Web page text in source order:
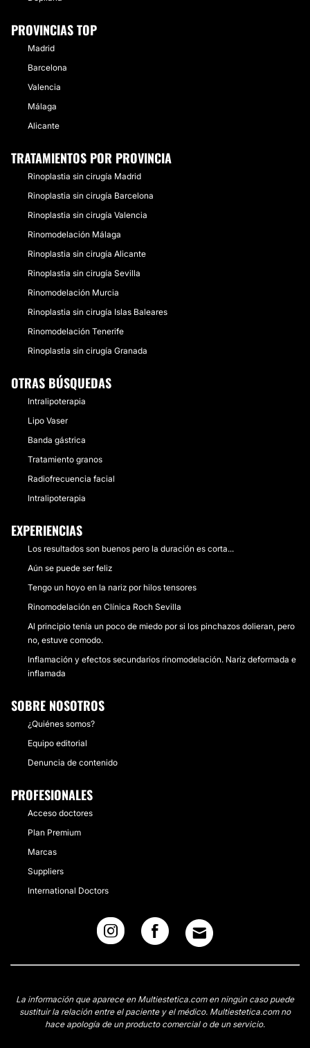
PROVINCIAS TOP
Madrid
Barcelona
Valencia
Málaga
Alicante
TRATAMIENTOS POR PROVINCIA
Rinoplastia sin cirugía Madrid
Rinoplastia sin cirugía Barcelona
Rinoplastia sin cirugía Valencia
Rinomodelación Málaga
Rinoplastia sin cirugía Alicante
Rinoplastia sin cirugía Sevilla
Rinomodelación Murcia
Rinoplastia sin cirugía Islas Baleares
Rinomodelación Tenerife
Rinoplastia sin cirugía Granada
OTRAS BÚSQUEDAS
Intralipoterapia
Lipo Vaser
Banda gástrica
Tratamiento granos
Radiofrecuencia facial
Intralipoterapia
EXPERIENCIAS
Los resultados son buenos pero la duración es corta...
Aún se puede ser feliz
Tengo un hoyo en la nariz por hilos tensores
Rinomodelación en Clínica Roch Sevilla
Al principio tenía un poco de miedo por si los pinchazos dolieran, pero
no, estuve comodo.
Inflamación y efectos secundarios rinomodelación. Nariz deformada e
inflamada
SOBRE NOSOTROS
¿Quiénes somos?
Equipo editorial
Denuncia de contenido
PROFESIONALES
Acceso doctores
Plan Premium
Marcas
Suppliers
International Doctors
La información que aparece en Multiestetica.com en ningún caso puede
sustituir la relación entre el paciente y el médico. Multiestetica.com no
hace apología de un producto comercial o de un servicio.